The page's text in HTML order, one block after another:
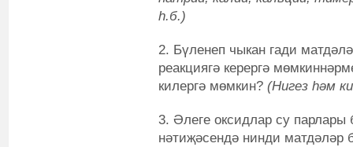
һ.б.)
2. Бүленеп чыкан гади
реакциягә керергә
килергә мөмкин? (Нигез һәм
3. Әлеге оксидлар су
нәтиҗәсендә нинди матдәләр